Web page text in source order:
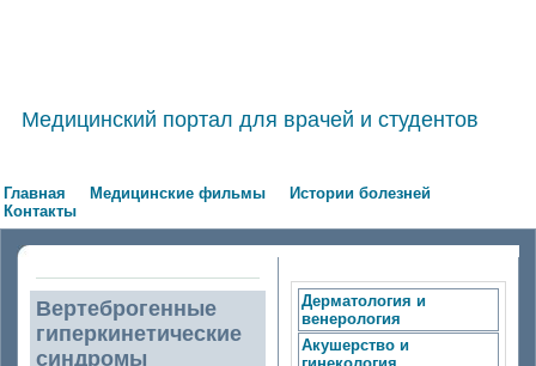
Медицинский портал для врачей и студентов
Главная Медицинские фильмы
Истории болезней
Контакты
Вертеброгенные
гиперкинетические
синдромы
Дерматология и
венерология
Акушерство и